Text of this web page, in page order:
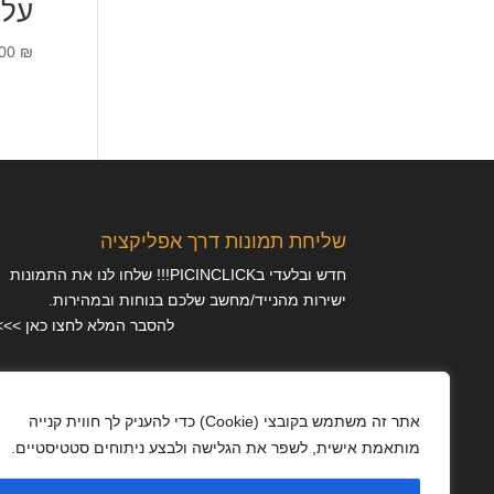
אתר זה משתמש בקובצי (Cookie) כדי להעניק לך חווית קנייה
מותאמת אישית, לשפר את הגלישה ולבצע ניתוחים סטטיסטיים.
₪
שליחת תמונות דרך אפליקציה
חדש ובלעדי בPICINCLICK!!! שלחו לנו את התמונות
ישירות מהנייד/מחשב שלכם בנוחות ובמהירות.
להסבר המלא לחצו כאן
מאמרים
מדיניות